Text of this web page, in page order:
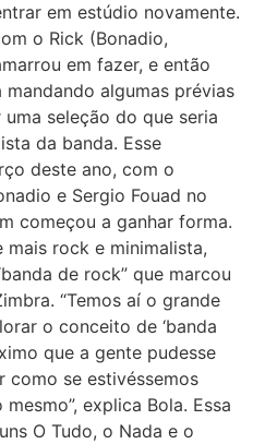
em estúdio novamente.
o Rick (Bonadio,
em fazer, e então
algumas prévias
seleção do que seria
da banda. Esse
deste ano, com o
e Sergio Fouad no
começou a ganhar forma.
mais rock e minimalista,
de rock” que marcou
“Temos aí o grande
o conceito de ‘banda
que a gente pudesse
como se estivéssemos
explica Bola. Essa
O Tudo, o Nada e o